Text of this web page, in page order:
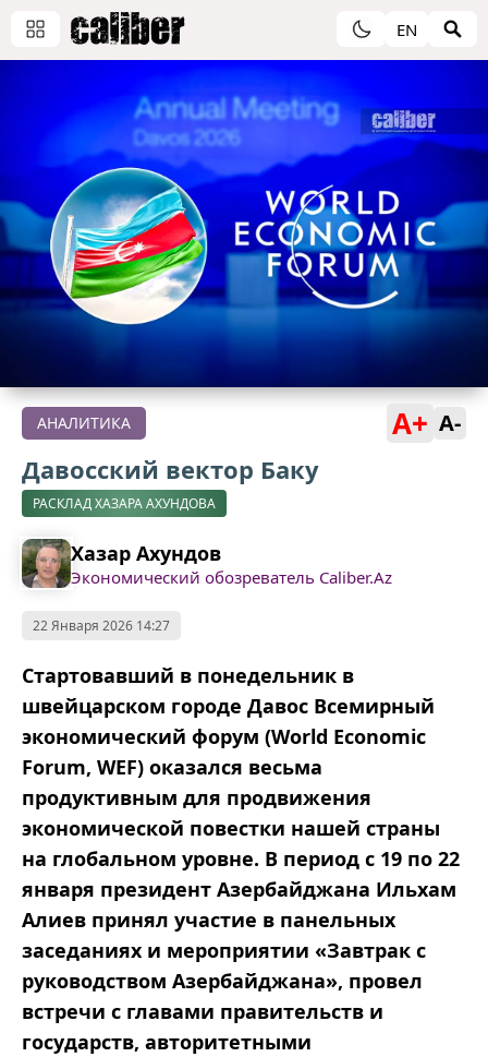
EN
АНАЛИТИКА A+ A-
Давосский вектор Баку
РАСКЛАД ХАЗАРА АХУНДОВА
Хазар Ахундов
Экономический обозреватель Caliber.Az
22 Января 2026 14:27
Стартовавший в понедельник в
швейцарском городе Давос Всемирный
экономический форум (World Economic
Forum, WEF) оказался весьма
продуктивным для продвижения
экономической повестки нашей страны
на глобальном уровне. В период с 19 по 22
января президент Азербайджана Ильхам
Алиев принял участие в панельных
заседаниях и мероприятии «Завтрак с
руководством Азербайджана», провел
встречи с главами правительств и
государств, авторитетными